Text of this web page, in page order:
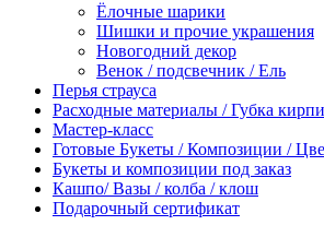
Ёлочные шарики
Шишки и прочие украшения
Новогодний декор
Венок / подсвечник / Ель
Перья страуса
Расходные материалы / Губка
Мастер-класс
Готовые Букеты / Композиции /
Букеты и композиции под заказ
Кашпо/ Вазы / колба / клош
Подарочный сертификат